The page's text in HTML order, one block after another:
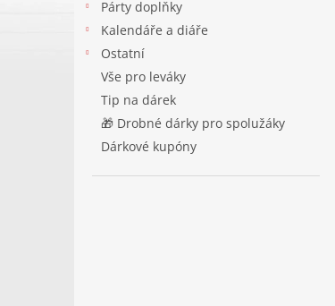
Párty doplňky
Kalendáře a diáře
Ostatní
Vše pro leváky
Tip na dárek
🎁 Drobné dárky pro spolužáky
Dárkové kupóny